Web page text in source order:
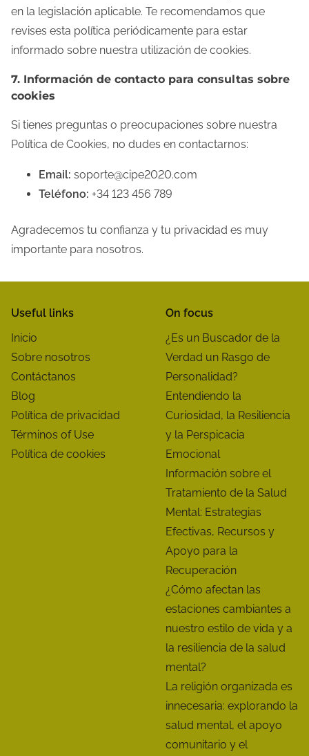
en la legislación aplicable. Te recomendamos que
revises esta política periódicamente para estar
informado sobre nuestra utilización de cookies.
7. Información de contacto para consultas sobre
cookies
Si tienes preguntas o preocupaciones sobre nuestra
Política de Cookies, no dudes en contactarnos:
Email: soporte@cipe2020.com
Teléfono: +34 123 456 789
Agradecemos tu confianza y tu privacidad es muy
importante para nosotros.
Useful links
Inicio
Sobre nosotros
Contáctanos
Blog
Política de privacidad
Términos of Use
Política de cookies
On focus
¿Es un Buscador de la
Verdad un Rasgo de
Personalidad?
Entendiendo la
Curiosidad, la Resiliencia
y la Perspicacia
Emocional
Información sobre el
Tratamiento de la Salud
Mental: Estrategias
Efectivas, Recursos y
Apoyo para la
Recuperación
¿Cómo afectan las
estaciones cambiantes a
nuestro estilo de vida y a
la resiliencia de la salud
mental?
La religión organizada es
innecesaria: explorando la
salud mental, el apoyo
comunitario y el